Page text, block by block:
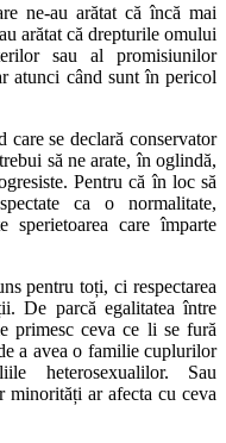
ne-au arătat că încă mai
arătat că drepturile omului
sau al promisiunilor
atunci când sunt în pericol
se declară conservator
să ne arate, în oglindă,
Pentru că în loc să
ca o normalitate,
care împarte
pentru toți, ci respectarea
De parcă egalitatea între
primesc ceva ce li se fură
a avea o familie cuplurilor
heterosexualilor. Sau
minorități ar afecta cu ceva